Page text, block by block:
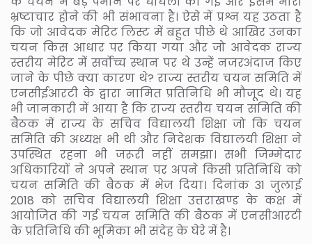
भ्रष्टाचार होने की भी संभावना है। ऐसे में प्रश्न यह उठता है
कि जो आवेदक मेरिट लिस्ट में बहुत पीछे थे आखिर उनका
चयन किस आधार पर किया गया और जो आवेदक राज्य
स्तरीय मेरिट में सर्वोच्च स्थान पर थे उन्हें नजरअंदाज किए
जाने के पीछे क्या कारण थे? राज्य स्तरीय चयन समिति में
एनसीईआरटी के द्वारा नामित प्रतिनिधि भी मौजूद थे। यह
भी जानकारी में आया है कि राज्य स्तरीय चयन समिति की
बैठक में राज्य के सचिव विद्यालयी शिक्षा जो कि चयन
समिति की अध्यक्ष भी थी और निदेशक विद्यालयी शिक्षा ने
उपस्थित रहना भी जरूरी नहीं समझा। सभी जिम्मेदार
अधिकारियों ने अपने स्थान पर अपने किसी प्रतिनिधि को
चयन समिति की बैठक में भेज दिया। दिनांक 31 जुलाई
2018 को सचिव विद्यालयी शिक्षा उत्तराखण्ड के कक्ष में
आयोजित की गई चयन समिति की बैठक में एनसीआरटी
के प्रतिनिधि की भूमिका भी संदेह के घेरे में है।